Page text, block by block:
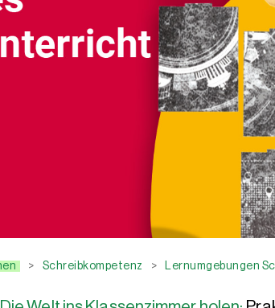
> Schreibkompetenz > Lernumgebungen